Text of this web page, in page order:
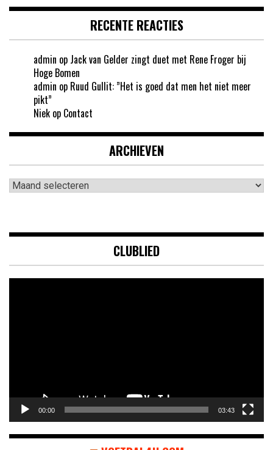
RECENTE REACTIES
admin op Jack van Gelder zingt duet met Rene Froger bij
Hoge Bomen
admin op Ruud Gullit: ”Het is goed dat men het niet meer
pikt”
Niek op Contact
ARCHIEVEN
Archieven
CLUBLIED
00:00 03:43